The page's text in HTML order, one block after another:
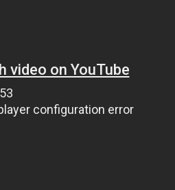
ПОМЕР ВОЇН ЮРІЙ ВОЙТИК